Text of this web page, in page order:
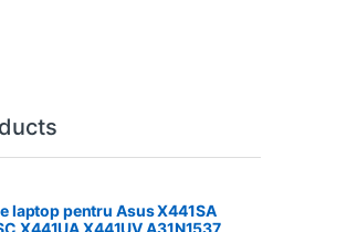
laptop pentru Asus X441SA